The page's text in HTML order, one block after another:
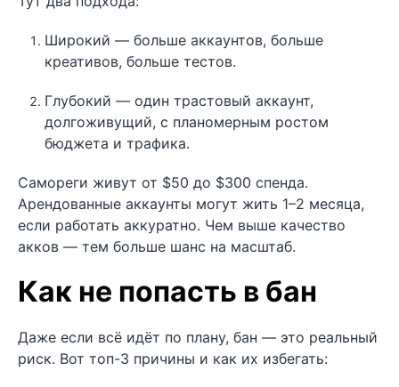
Широкий — больше аккаунтов, больше
креативов, больше тестов.
Глубокий — один трастовый аккаунт,
долгоживущий, с планомерным ростом
бюджета и трафика.
Самореги живут от $50 до $300 спенда.
Арендованные аккаунты могут жить 1–2 месяца,
если работать аккуратно. Чем выше качество
акков — тем больше шанс на масштаб.
Как не попасть в бан
Даже если всё идёт по плану, бан — это реальный
риск. Вот топ-3 причины и как их избегать: